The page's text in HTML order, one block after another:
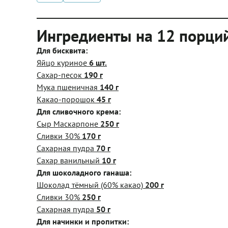
Ингредиенты на 12
Для бисквита:
Яйцо куриное 6 шт.
Сахар-песок 190 г
Мука пшеничная 140 г
Какао-порошок 45 г
Для сливочного крема:
Сыр Маскарпоне 250 г
Сливки 30% 170 г
Сахарная пудра 70 г
Сахар ванильный 10 г
Для шоколадного ганаша:
Шоколад тёмный (60% какао) 200 г
Сливки 30% 250 г
Сахарная пудра 50 г
Для начинки и пропитки: